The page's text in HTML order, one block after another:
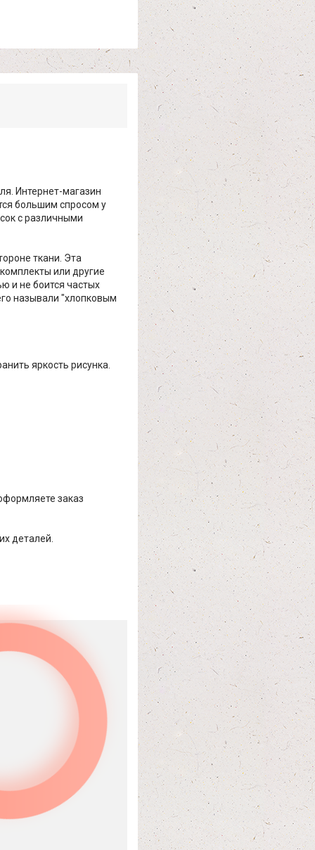
Интернет-магазин
большим спросом у
с различными
ткани. Эта
или другие
и не боится частых
называли "хлопковым
яркость рисунка.
заказ
деталей.